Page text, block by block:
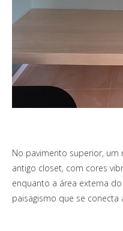
No pavimento superior,
antigo closet, com cores
enquanto a área externa
paisagismo que se